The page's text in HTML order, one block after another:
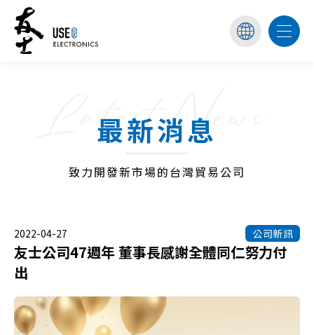
Latest News
最新消息
致力開發新市場的台灣貿易公司
2022-04-27 公司新訊
友士公司47週年 董事長感謝全體同仁努力付
出